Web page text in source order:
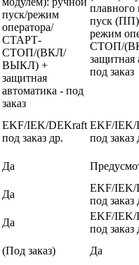
пуск/режим
оператора/
СТАРТ-
СТОП/(ВКЛ/
ВЫКЛ) +
защитная
автоматика - под
заказ
плавного
пуск
режим
СТОП/
защитная
под заказ
EKF/IEK/DEKraft
под заказ др.
EKF/IEK/
под заказ
Да
Да
EKF/IEK/
под заказ
Да
EKF/IEK/
под заказ
(Под заказ)
Да